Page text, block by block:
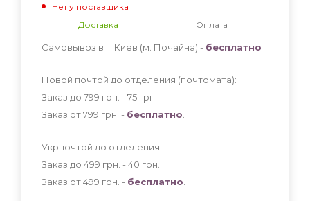
Нет у поставщика
Доставка
Оплата
Самовывоз в г. Киев (м. Почайна) - бесплатно
Новой почтой до отделения (почтомата):
Заказ до 799 грн. - 75 грн
Заказ от 799 грн. - бесплатно
Укрпочтой до отделения:
Заказ до 499 грн. - 40 грн
Заказ от 499 грн. - бесплатно